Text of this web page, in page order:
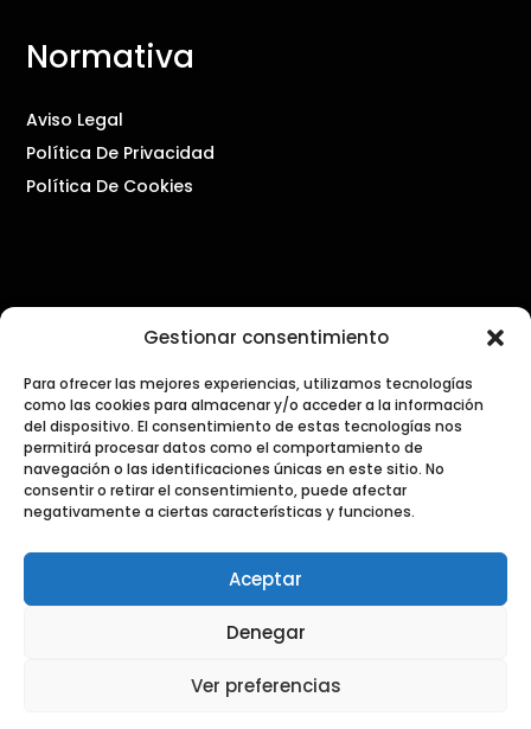
Gestionar consentimiento
Para ofrecer las mejores experiencias, utilizamos tecnologías
como las cookies para almacenar y/o acceder a la información
del dispositivo. El consentimiento de estas tecnologías nos
permitirá procesar datos como el comportamiento de
navegación o las identificaciones únicas en este sitio. No
consentir o retirar el consentimiento, puede afectar
negativamente a ciertas características y funciones.
Aceptar
Denegar
Ver preferencias
Normativa
Aviso Legal
Política De Privacidad
Política De Cookies
Contacto
PRENSA Y COMUNICACIÓN
press@dialogosdecocina.com
GENERAL
info@dialogosdecocina.com
SUSCRÍBETE A NUESTRA NEWSLETTER